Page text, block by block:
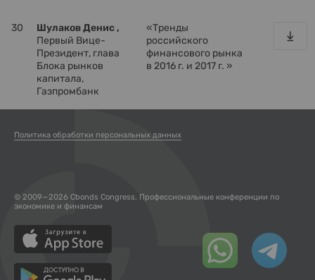
30
Шулаков Денис ,
Первый Вице-
Президент, глава
Блока рынков
капитала,
Газпромбанк
«Тренды
российского
финансового рынка
в 2016 г. и 2017 г. »
Политика обработки персональных данных
© 2009—2026 Cbonds Congress. Профессиональные конференции по
экономике и финансам